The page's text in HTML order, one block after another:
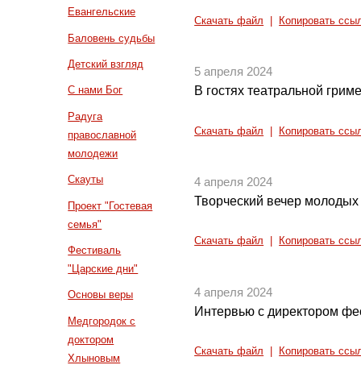
Евангельские
Баловень судьбы
Детский взгляд
С нами Бог
Радуга
православной
молодежи
Скауты
Проект "Гостевая
семья"
Фестиваль
"Царские дни"
Основы веры
Медгородок с
доктором
Хлыновым
Скачать файл Копировать
5 апреля 2024
В гостях театральной
Скачать файл Копировать
4 апреля 2024
Творческий вечер
Скачать файл Копировать
4 апреля 2024
Интервью с директором
Скачать файл Копировать